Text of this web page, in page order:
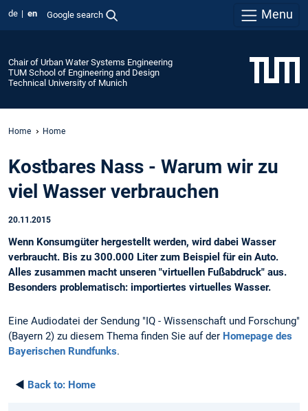
de en Google search Menu
Chair of Urban Water Systems Engineering
TUM School of Engineering and Design
Technical University of Munich
Home Home
Kostbares Nass - Warum wir zu
viel Wasser verbrauchen
20.11.2015
Wenn Konsumgüter hergestellt werden, wird dabei Wasser
verbraucht. Bis zu 300.000 Liter zum Beispiel für ein Auto.
Alles zusammen macht unseren "virtuellen Fußabdruck" aus.
Besonders problematisch: importiertes virtuelles Wasser.
Eine Audiodatei der Sendung "IQ - Wissenschaft und Forschung"
(Bayern 2) zu diesem Thema finden Sie auf der Homepage des
Bayerischen Rundfunks.
◄ Back to: Home